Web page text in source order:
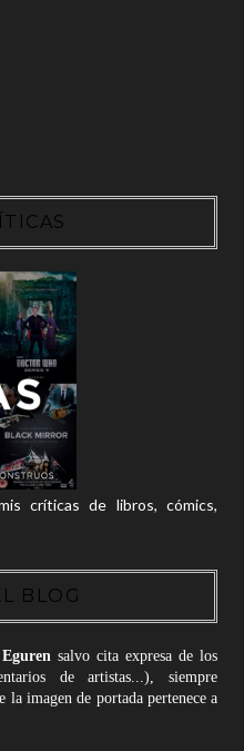
críticas de libros, cómics,
BLOG
Egurensalvo cita expresa de los
de artistas...), siempre
imagen de portada pertenece a